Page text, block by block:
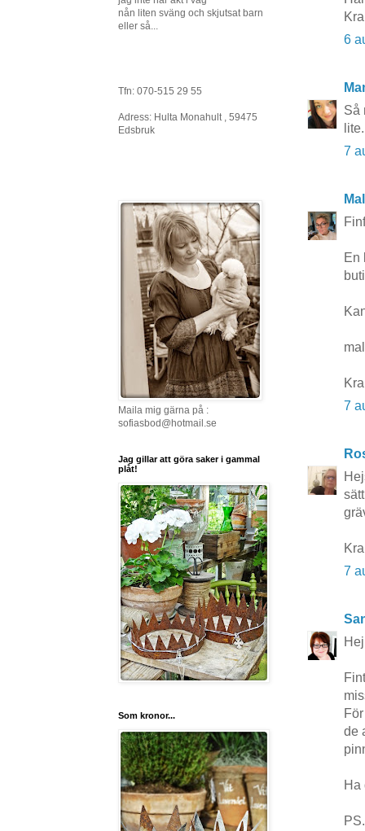
6
Så
7
En
7
7
de
Ha
nån liten sväng och skjutsat barn
eller så...
Tfn: 070-515 29 55
Adress: Hulta Monahult , 59475
Edsbruk
Maila mig gärna på :
sofiasbod@hotmail.se
Jag gillar att göra saker i gammal
plåt!
Som kronor...